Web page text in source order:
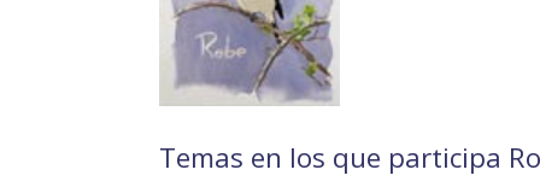
Temas en los que participa